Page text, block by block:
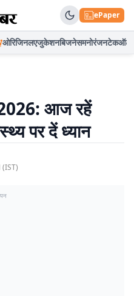
ePaper
ओरिजिनलएजुकेशनबिजनेसमनोरंजनटेकऑटो
आज रहें
पर दें ध्यान
(IST)